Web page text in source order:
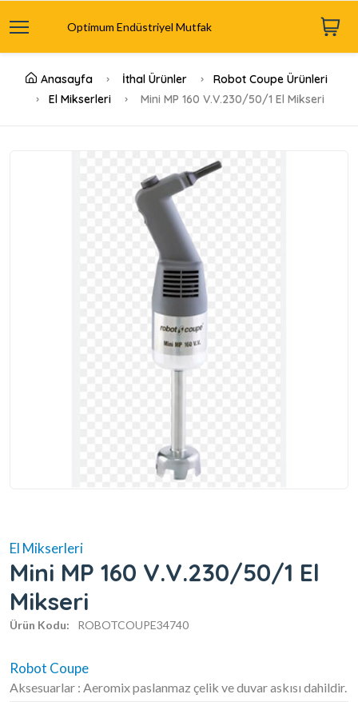
Optimum Endüstriyel Mutfak
Anasayfa İthal Ürünler
Robot Coupe Ürünleri
El Mikserleri
Mini MP 160 V.V.230/50/1 El Mikseri
El Mikserleri
Mini MP 160 V.V.230/50/1 El
Mikseri
Ürün Kodu: ROBOTCOUPE34740
Robot Coupe
Aksesuarlar : Aeromix paslanmaz çelik ve duvar askısı dahildir.